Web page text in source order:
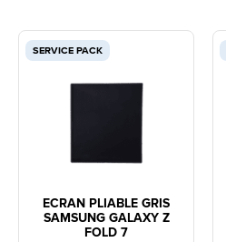
SERVICE PACK
ECRAN PLIABLE GRIS
SAMSUNG GALAXY Z
FOLD 7